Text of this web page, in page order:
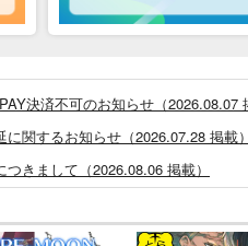
決済不可のお知らせ（2026.08.07
関するお知らせ（2026.07.28 掲載）
きまして（2026.08.06 掲載）
・アップデートのお知らせ（
アム、新支払い方法＆新プラン導